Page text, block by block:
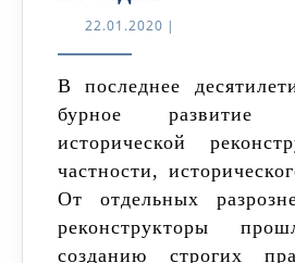
ратник.
Кто
22.01.2020 22.01.2020
|
В последнее десятилетие происходит
бурное развитие
исторической
частности,
От отдельных
реконструкторы
созданию строгих